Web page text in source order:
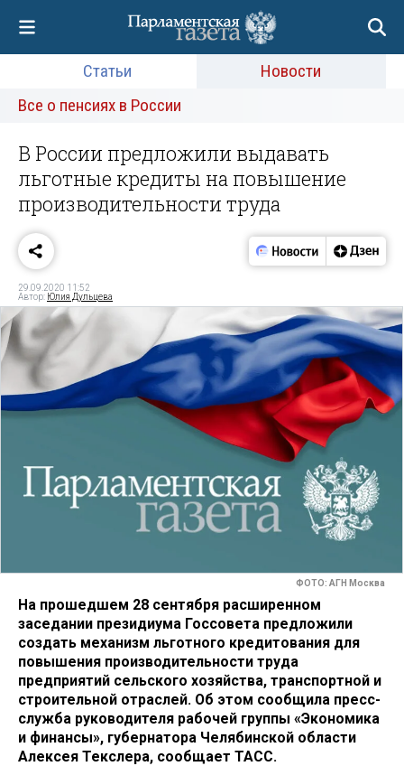
Статьи
Новости
Все о пенсиях в России
В России предложили выдавать
льготные кредиты на повышение
производительности труда
29.09.2020 11:52
Автор: Юлия Дульцева
ФОТО: АГН Москва
На прошедшем 28 сентября расширенном
заседании президиума Госсовета предложили
создать механизм льготного кредитования для
повышения производительности труда
предприятий сельского хозяйства, транспортной и
строительной отраслей. Об этом сообщила пресс-
служба руководителя рабочей группы «Экономика
и финансы», губернатора Челябинской области
Алексея Текслера, сообщает ТАСС.